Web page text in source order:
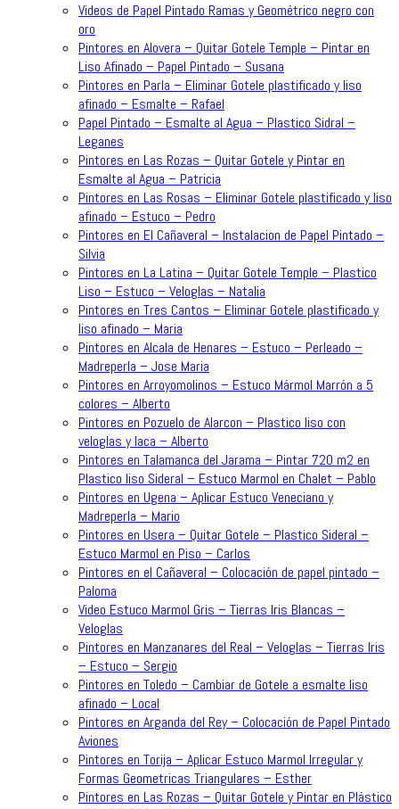
Videos de Papel Pintado Ramas y Geométrico negro con
oro
Pintores en Alovera – Quitar Gotele Temple – Pintar en
Liso Afinado – Papel Pintado – Susana
Pintores en Parla – Eliminar Gotele plastificado y liso
afinado – Esmalte – Rafael
Papel Pintado – Esmalte al Agua – Plastico Sidral –
Leganes
Pintores en Las Rozas – Quitar Gotele y Pintar en
Esmalte al Agua – Patricia
Pintores en Las Rosas – Eliminar Gotele plastificado y liso
afinado – Estuco – Pedro
Pintores en El Cañaveral – Instalacion de Papel Pintado –
Silvia
Pintores en La Latina – Quitar Gotele Temple – Plastico
Liso – Estuco – Veloglas – Natalia
Pintores en Tres Cantos – Eliminar Gotele plastificado y
liso afinado – Maria
Pintores en Alcala de Henares – Estuco – Perleado –
Madreperla – Jose Maria
Pintores en Arroyomolinos – Estuco Mármol Marrón a 5
colores – Alberto
Pintores en Pozuelo de Alarcon – Plastico liso con
veloglas y laca – Alberto
Pintores en Talamanca del Jarama – Pintar 720 m2 en
Plastico liso Sideral – Estuco Marmol en Chalet – Pablo
Pintores en Ugena – Aplicar Estuco Veneciano y
Madreperla – Mario
Pintores en Usera – Quitar Gotele – Plastico Sideral –
Estuco Marmol en Piso – Carlos
Pintores en el Cañaveral – Colocación de papel pintado –
Paloma
Video Estuco Marmol Gris – Tierras Iris Blancas –
Veloglas
Pintores en Manzanares del Real – Veloglas – Tierras Iris
– Estuco – Sergio
Pintores en Toledo – Cambiar de Gotele a esmalte liso
afinado – Local
Pintores en Arganda del Rey – Colocación de Papel Pintado
Aviones
Pintores en Torija – Aplicar Estuco Marmol Irregular y
Formas Geometricas Triangulares – Esther
Pintores en Las Rozas – Quitar Gotele y Pintar en Plástico